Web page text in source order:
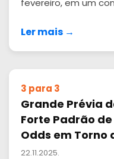
Ler mais →
3 para 3
Grande Prévia
Forte Padrão
Odds em Torno
22.11.2025.